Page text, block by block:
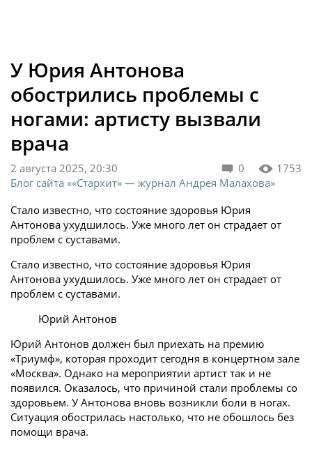
У Юрия Антонова
обострились проблемы с
ногами: артисту вызвали
врача
0 1753
2 августа 2025, 20:30
Блог сайта ««Стархит» — журнал Андрея Малахова»
Стало известно, что состояние здоровья Юрия
Антонова ухудшилось. Уже много лет он страдает от
проблем с суставами.
Стало известно, что состояние здоровья Юрия
Антонова ухудшилось. Уже много лет он страдает от
проблем с суставами.
Юрий Антонов
Юрий Антонов должен был приехать на премию
«Триумф», которая проходит сегодня в концертном зале
«Москва». Однако на мероприятии артист так и не
появился. Оказалось, что причиной стали проблемы со
здоровьем. У Антонова вновь возникли боли в ногах.
Ситуация обострилась настолько, что не обошлось без
помощи врача.